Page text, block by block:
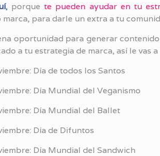
, porquete pueden ayudar en tu
para darle un extra a tu
oportunidad para generar
a tu estrategia de marca, así le vas
Día de todos los Santos
Día Mundial del Veganismo
Día Mundial del Ballet
Día de Difuntos
Día Mundial del Sandwich